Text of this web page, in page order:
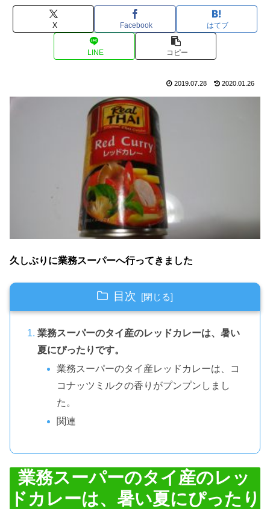
X Facebook はてブ
LINE コピー
2019.07.28 2020.01.26
久しぶりに業務スーパーへ行ってきました
目次
業務スーパーのタイ産のレッドカレーは、暑い
夏にぴったりです。
業務スーパーのタイ産レッドカレーは、コ
コナッツミルクの香りがプンプンしまし
た。
関連
業務スーパーのタイ産のレッ
ドカレーは、暑い夏にぴったり